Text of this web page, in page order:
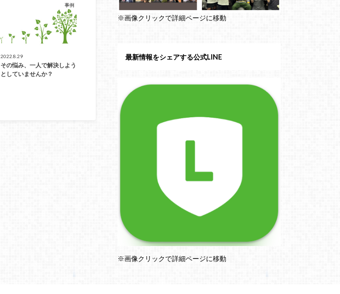
事例
2022.8.29
その悩み、一人で解決しよう
としていませんか？
※画像クリックで詳細ページに移動
最新情報をシェアする公式LINE
※画像クリックで詳細ページに移動